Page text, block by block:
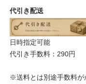
代引き配送
日時指定可能
代引き手数料：290円
※送料とは別途手数料が